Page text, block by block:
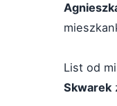
List od
Skwarek